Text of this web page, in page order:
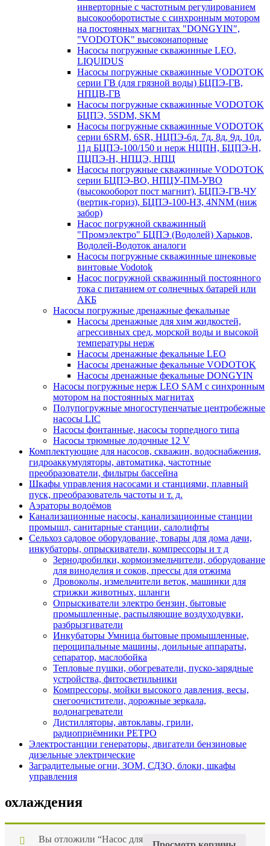
инверторные с частотным регулированием
высокооборотистые с синхронным мотором
на постоянных магнитах "DONGYIN",
"VODOTOK" высоконапорные
Насосы погружные скважинные LEO,
LIQUIDUS
Насосы погружные скважинные VODOTOK
серии ГВ (для грязной воды) БЦПЭ-ГВ,
НПЦВ-ГВ
Насосы погружные скважинные VODOTOK
БЦПЭ, 5SDM, SKM
Насосы погружные скважинные VODOTOK
серии 6SRM, 6SR, НЦПЭ-6д, 7д, 8д, 9д, 10д,
11д БЦПЭ-100/150 и нерж НЦПН, БЦПЭ-Н,
ПЦПЭ-Н, НПЦЭ, НПЦ
Насосы погружные скважинные VODOTOK
серии БЦПЭ-ВО, НПЦУ-ПМ-УВО
(высокооборот пост магнит), БЦПЭ-ГВ-ЧУ
(вертик-гориз), БЦПЭ-100-НЗ, 4NNM (ниж
забор)
Насос погружной скважинный
"Промэлектро" БЦПЭ (Водолей) Харьков,
Водолей-Водоток аналоги
Насосы погружные скважинные шнековые
винтовые Vodotok
Насос погружной скважинный постоянного
тока с питанием от солнечных батарей или
АКБ
Насосы погружные дренажные фекальные
Насосы дренажные для хим жидкостей,
агрессивных сред, морской воды и высокой
температуры нерж
Насосы дренажные фекальные LEO
Насосы дренажные фекальные VODOTOK
Насосы дренажные фекальные DONGYIN
Насосы погружные нерж LEO SAM с синхронным
мотором на постоянных магнитах
Полупогружные многоступенчатые центробежные
насосы LIC
Насосы фонтанные, насосы торпедного типа
Насосы трюмные лодочные 12 V
Комплектующие для насосов, скважин, водоснабжения,
гидроаккумуляторы, автоматика, частотные
преобразователи, фильтры бассейна
Шкафы управления насосами и станциями, плавный
пуск, преобразователь частоты и т. д.
Аэраторы водоёмов
Канализационные насосы, канализационные станции
промышл, санитарные станции, салолифты
Сельхоз садовое оборудование, товары для дома дачи,
инкубаторы, опрыскиватели, компрессоры и т д
Зернодробилки, кормоизмельчители, оборудование
для виноделия и соков, прессы для отжима
Дровоколы, измельчители веток, машинки для
стрижки животных, шланги
Опрыскиватели электро бензин, бытовые
промышленные, распыляющие воздуходувки,
разбрызгиватели
Инкубаторы Умница бытовые промышленные,
перощипальные машины, доильные аппараты,
сепаратор, маслобойка
Тепловые пушки, обогреватели, пуско-зарядные
устройства, фитосветильники
Компрессоры, мойки высокого давления, весы,
снегоочистители, дорожные зеркала,
водонагреватели
Дистилляторы, автоклавы, грили,
радиоприёмники РЕТРО
Электростанции генераторы, двигатели бензиновые
дизельные электрические
Заградительные огни, ЗОМ, СДЗО, блоки, шкафы
управления
охлаждения
Вы отложили “Насос для